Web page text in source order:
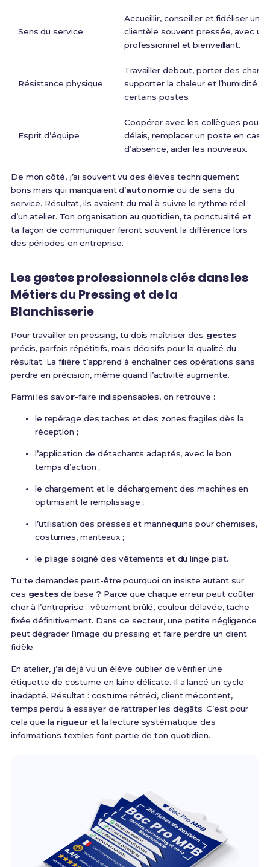
Sens du service
Accueillir, conseiller et fidéliser une
clientèle souvent pressée, avec un
professionnel et bienveillant.
Résistance physique
Travailler debout, porter des
supporter la chaleur et l’humidité de
certains postes.
Esprit d’équipe
Coopérer avec les collègues pour
délais, remplacer un poste en cas
d’absence, aider les nouveaux.
De mon côté, j’ai souvent vu des élèves techniquement
bons mais qui manquaient d’autonomie ou de sens du
service. Résultat, ils avaient du mal à suivre le rythme réel
d’un atelier. Ton organisation au quotidien, ta ponctualité et
ta façon de communiquer feront souvent la différence lors
des périodes en entreprise.
Les gestes professionnels clés dans les
Métiers du Pressing et de la
Blanchisserie
Pour travailler en pressing, tu dois maîtriser des gestes
précis, parfois répétitifs, mais décisifs pour la qualité du
résultat. La filière t’apprend à enchaîner ces opérations sans
perdre en précision, même quand l’activité augmente.
Parmi les savoir-faire indispensables, on retrouve :
le repérage des taches et des zones fragiles dès la
réception ;
l’application de détachants adaptés, avec le bon
temps d’action ;
le chargement et le déchargement des machines en
optimisant le remplissage ;
l’utilisation des presses et mannequins pour chemises,
costumes, manteaux ;
le pliage soigné des vêtements et du linge plat.
Tu te demandes peut-être pourquoi on insiste autant sur
ces gestesde base ? Parce que chaque erreur peut coûter
cher à l’entreprise : vêtement brûlé, couleur délavée, tache
fixée définitivement. Dans ce secteur, une petite négligence
peut dégrader l’image du pressing et faire perdre un client
fidèle.
En atelier, j’ai déjà vu un élève oublier de vérifier une
étiquette de costume en laine délicate. Il a lancé un cycle
inadapté. Résultat : costume rétréci, client mécontent,
temps perdu à essayer de rattraper les dégâts. C’est pour
cela que la rigueur et la lecture systématique des
informations textiles font partie de ton quotidien.